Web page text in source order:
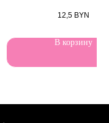
12,5 BYN
В корзину